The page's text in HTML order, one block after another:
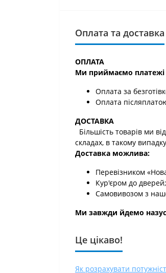
Оплата та доставка
ОПЛАТА
Ми приймаємо платежі
Оплата за
Оплата
ДОСТАВКА
Більшість товарів ми
складах, в такому
Доставка можлива:
Перевізником
Кур'єром до дверей;
Самовивозом з
Ми завжди йдемо
Це цікаво!
Як розрахувати